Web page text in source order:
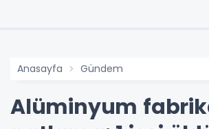
Anasayfa Gündem
Alüminyum